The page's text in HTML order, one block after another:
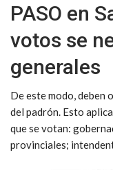
PASO en
votos se
generales
De este modo, deben
del padrón. Esto
que se votan:
provinciales;